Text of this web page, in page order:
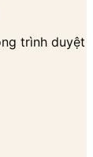
trình duyệt